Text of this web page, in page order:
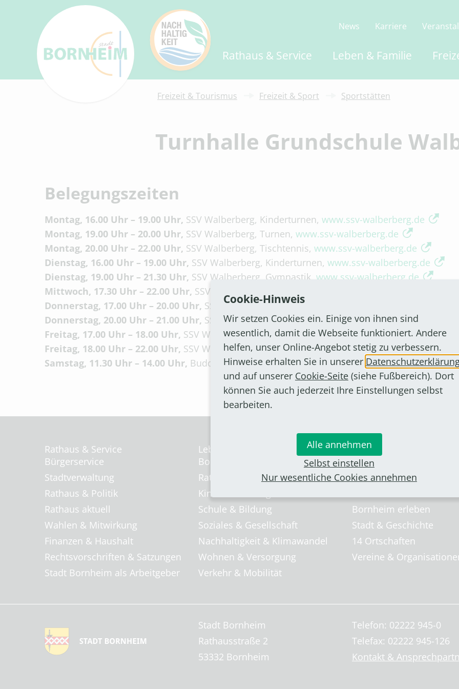
Rathaus & Service Leben & Familie
News Karriere
Freizeit & Tourismus Freizeit & Sport Sportstätten
Turnhalle Grundschule
Belegungszeiten
Montag, 16.00 Uhr – 19.00 Uhr, SSV Walberberg, Kinderturnen, www.ssv-walberberg.de
Montag, 19.00 Uhr – 20.00 Uhr, SSV Walberberg, Turnen, www.ssv-walberberg.de
Montag, 20.00 Uhr – 22.00 Uhr, SSV Walberberg, Tischtennis, www.ssv-walberberg.de
Dienstag, 16.00 Uhr – 19.00 Uhr, SSV Walberberg, Kinderturnen, www.ssv-walberberg.de
Dienstag, 19.00 Uhr – 21.30 Uhr, SSV Walberberg, Gymnastik, www.ssv-walberberg.de
Mittwoch, 17.30 Uhr – 22.00 Uhr, SSV Walberberg, Tischtennis,
Donnerstag, 17.00 Uhr – 20.00 Uhr, SSV Walberberg, Yoga,www.ssv-walberberg.de
Donnerstag, 20.00 Uhr – 21.00 Uhr, SSV Walberberg, Zumba,www.ssv-walberberg.de
Freitag, 17.00 Uhr – 18.00 Uhr, SSV Walberberg, Gymnastik,www.ssv-walberberg.de
Freitag, 18.00 Uhr – 22.00 Uhr, SSV Walberberg, Tischtennis,www.ssv-walberberg.de
Samstag, 11.30 Uhr – 14.00 Uhr, Budo Sechtem, Krav Maga,https://budosechtem.de
Rathaus & Service
Bürgerservice
Stadtverwaltung
Rathaus & Politik
Rathaus aktuell
Wahlen & Mitwirkung
Finanzen & Haushalt
Rechtsvorschriften & Satzungen
Stadt Bornheim als Arbeitgeber
Leben & Familie
Bornheim für ...
Rat & Hilfe
Kinderbetreuung
Schule & Bildung
Soziales & Gesellschaft
Nachhaltigkeit & Klimawandel
Wohnen & Versorgung
Verkehr & Mobilität
Freizeit & Tourismus
Veranstaltungen
Freizeit & Sport
Bornheim erleben
Stadt & Geschichte
14 Ortschaften
Vereine &
Stadt Bornheim
Rathausstraße 2
53332 Bornheim
Telefon: 02222 945-0
Telefax: 02222 945-126
Kontakt &
Cookie-Hinweis
Wir setzen Cookies ein. Einige von ihnen sind
wesentlich, damit die Webseite funktioniert. Andere
helfen, unser Online-Angebot stetig zu verbessern.
Hinweise erhalten Sie in unserer
und auf unserer Cookie-Seite (siehe Fußbereich). Dort
können Sie auch jederzeit Ihre Einstellungen selbst
bearbeiten.
Alle annehmen
Selbst einstellen
Nur wesentliche Cookies annehmen